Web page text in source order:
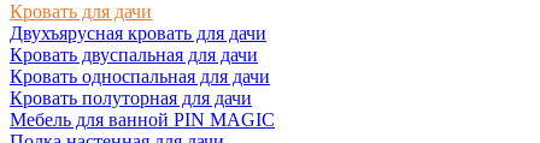
Кровать для дачи
Двухъярусная кровать для дачи
Кровать двуспальная для дачи
Кровать односпальная для дачи
Кровать полуторная для дачи
Мебель для ванной PIN MAGIC